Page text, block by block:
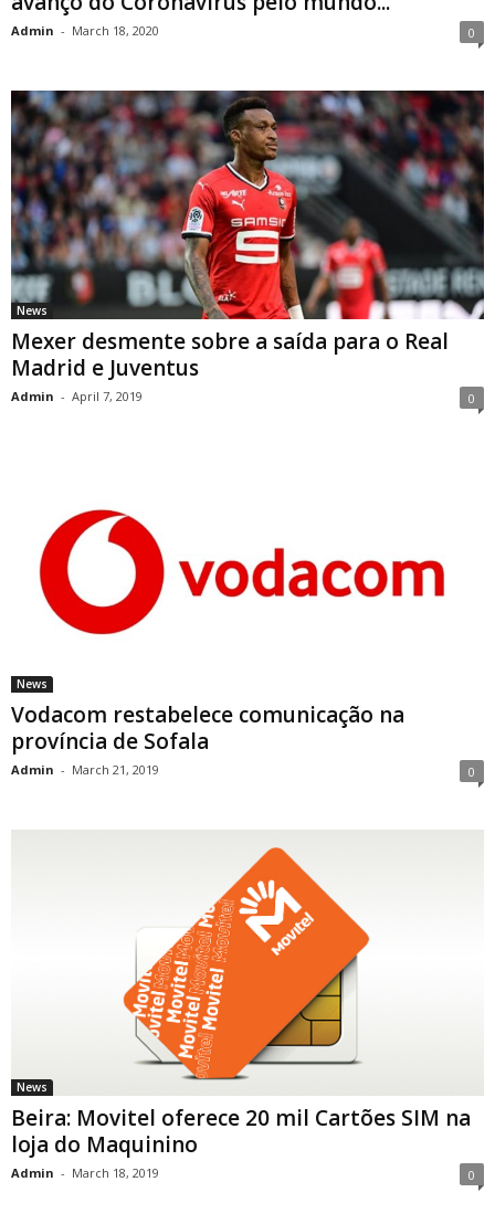
Admin - March 18, 2020 0
News
Mexer desmente sobre a saída para o Real
Madrid e Juventus
Admin - April 7, 2019 0
News
Vodacom restabelece comunicação na
província de Sofala
Admin - March 21, 2019 0
News
Beira: Movitel oferece 20 mil Cartões SIM na
loja do Maquinino
Admin - March 18, 2019 0